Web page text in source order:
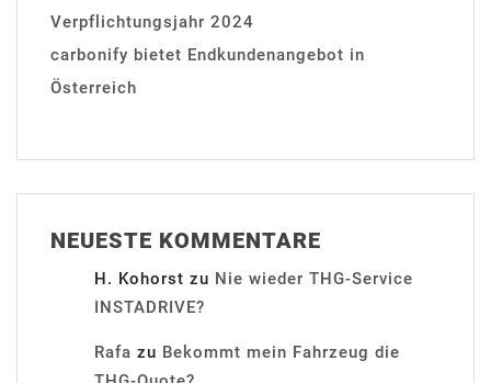
Verpflichtungsjahr 2024
carbonify bietet Endkundenangebot in
Österreich
NEUESTE KOMMENTARE
H. Kohorst zu Nie wieder THG-Service
INSTADRIVE?
Rafa zu Bekommt mein Fahrzeug die